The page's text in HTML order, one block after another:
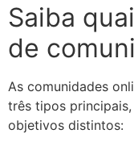
Saiba
de
As comunidades
três tipos
objetivos distintos:​